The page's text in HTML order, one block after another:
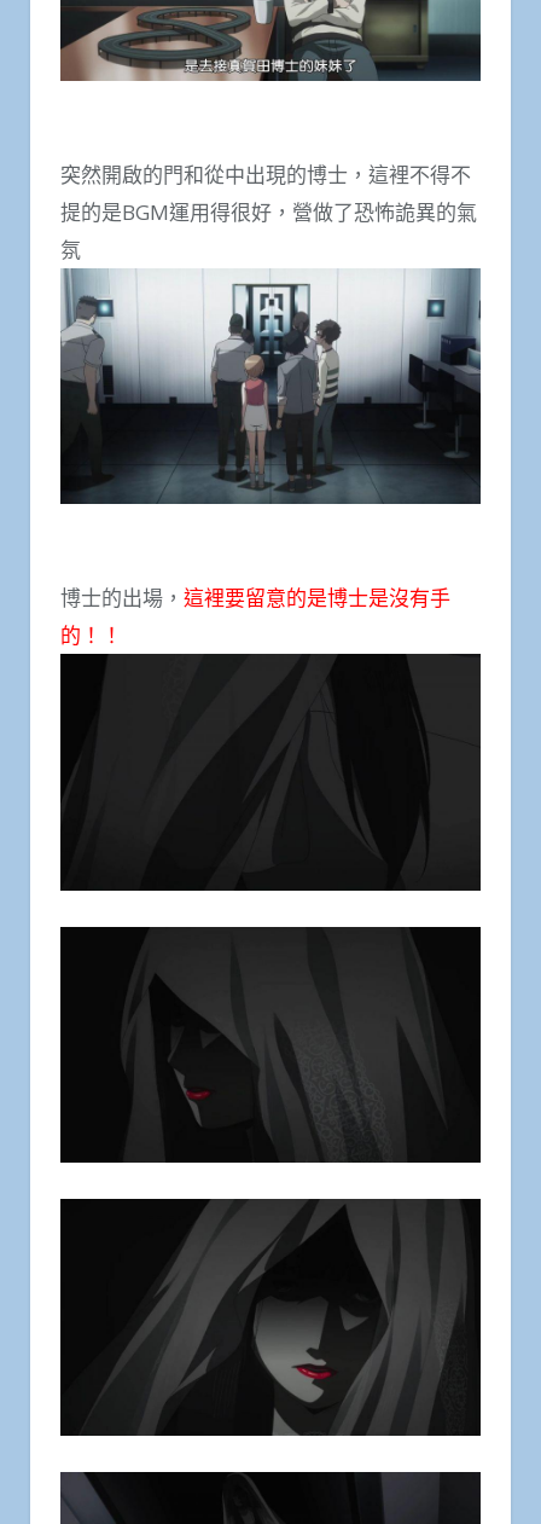
突然開啟的門和從中出現的博士，這裡不得不
提的是BGM運用得很好，營做了恐怖詭異的氣
氛
博士的出場， 這裡要留意的是博士是沒有手
的！！